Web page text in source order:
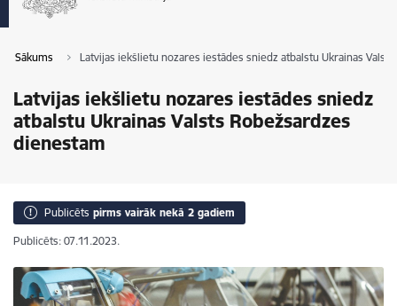
Sākums Latvijas iekšlietu nozares iestādes sniedz atbalstu Ukrainas
Latvijas iekšlietu nozares iestādes sniedz
atbalstu Ukrainas Valsts Robežsardzes
dienestam
Publicēts pirms vairāk nekā 2 gadiem
Publicēts: 07.11.2023.